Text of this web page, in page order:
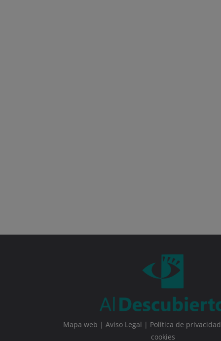
Mapa web | Aviso Legal | Política de privacidad
cookies